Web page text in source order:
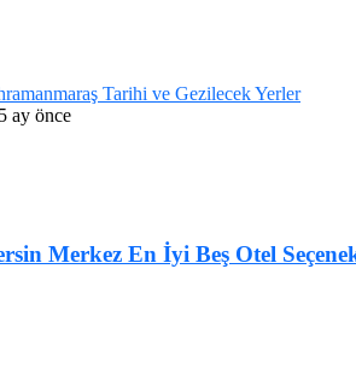
Tarihi ve Gezilecek Yerler
5 ay önce
Merkez En İyi Beş Otel